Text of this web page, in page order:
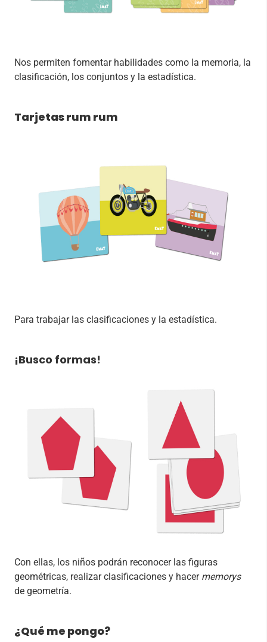
Nos permiten fomentar habilidades como la memoria, la
clasificación, los conjuntos y la estadística.
Tarjetas rum rum
Para trabajar las clasificaciones y la estadística.
¡Busco formas!
Con ellas, los niños podrán reconocer las figuras
geométricas, realizar clasificaciones y hacer memorys
de geometría.
¿Qué me pongo?